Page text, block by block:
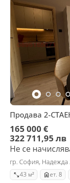
Продава 2-
165 000 €
322 711,95 лв
Не се
гр. София, Надежда
43 м² ет. 8